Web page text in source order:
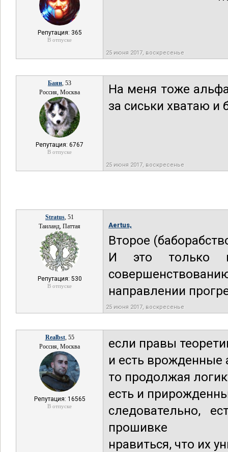
Репутация: 365
В отпуске
25 июня 2017, воскресенье
Баян, 53
Россия, Москва
Репутация: 6767
В отпуске
На меня тоже
за сиськи хватаю
25 июня 2017, воскресенье
Stratus, 51
Таиланд, Паттая
Репутация: 530
В отпуске
Aertus,
Второе
И это только
направлении
25 июня 2017, воскресенье
Realbst, 55
Россия, Москва
Репутация: 16565
В отпуске
если правы
и есть
то продолжая
есть и
следовательно,
прошивке
нравиться, что их